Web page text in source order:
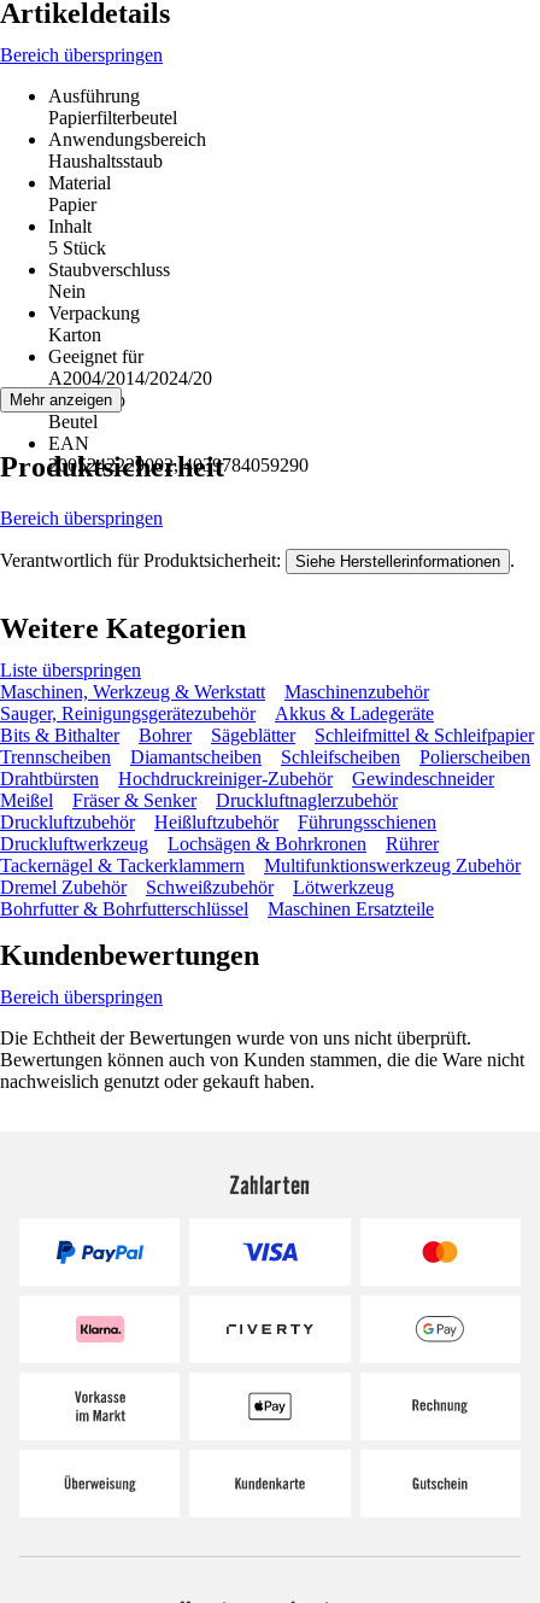
Artikeldetails
Bereich überspringen
Ausführung
Papierfilterbeutel
Anwendungsbereich
Haushaltsstaub
Material
Papier
Inhalt
5 Stück
Staubverschluss
Nein
Verpackung
Karton
Geeignet für
A2004/2014/2024/20
Artikeltyp
Beutel
EAN
2005242229002, 4039784059290
Mehr anzeigen
Produktsicherheit
Bereich überspringen
Verantwortlich für Produktsicherheit: Siehe Herstellerinformationen .
Weitere Kategorien
Liste überspringen
Maschinen, Werkzeug & Werkstatt
Maschinenzubehör
Sauger, Reinigungsgerätezubehör
Akkus & Ladegeräte
Bits & Bithalter
Bohrer Sägeblätter
Schleifmittel & Schleifpapier
Trennscheiben
Diamantscheiben Schleifscheiben
Polierscheiben
Drahtbürsten
Hochdruckreiniger-Zubehör
Gewindeschneider
Meißel
Fräser & Senker
Druckluftnaglerzubehör
Druckluftzubehör
Heißluftzubehör
Führungsschienen
Druckluftwerkzeug
Lochsägen & Bohrkronen
Rührer
Tackernägel & Tackerklammern
Multifunktionswerkzeug Zubehör
Dremel Zubehör
Schweißzubehör
Lötwerkzeug
Bohrfutter & Bohrfutterschlüssel
Maschinen Ersatzteile
Kundenbewertungen
Bereich überspringen
Die Echtheit der Bewertungen wurde von uns nicht überprüft.
Bewertungen können auch von Kunden stammen, die die Ware nicht
nachweislich genutzt oder gekauft haben.
Zahlarten